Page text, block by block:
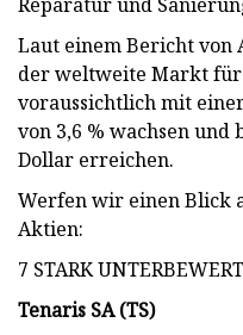
Laut einem Bericht von
der weltweite Markt
voraussichtlich mit
von 3,6 % wachsen und
Dollar erreichen.
Werfen wir einen Blick
Aktien:
7 STARK
Tenaris SA (TS)